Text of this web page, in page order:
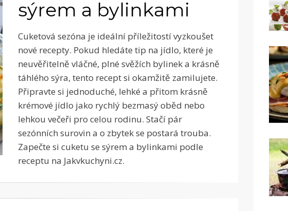
sýrem a bylinkami
Cuketová sezóna je ideální příležitostí vyzkoušet
nové recepty. Pokud hledáte tip na jídlo, které je
neuvěřitelně vláčné, plné svěžích bylinek a krásně
táhlého sýra, tento recept si okamžitě zamilujete.
Připravte si jednoduché, lehké a přitom krásně
krémové jídlo jako rychlý bezmasý oběd nebo
lehkou večeři pro celou rodinu. Stačí pár
sezónních surovin a o zbytek se postará trouba.
Zapečte si cuketu se sýrem a bylinkami podle
receptu na Jakvkuchyni.cz.